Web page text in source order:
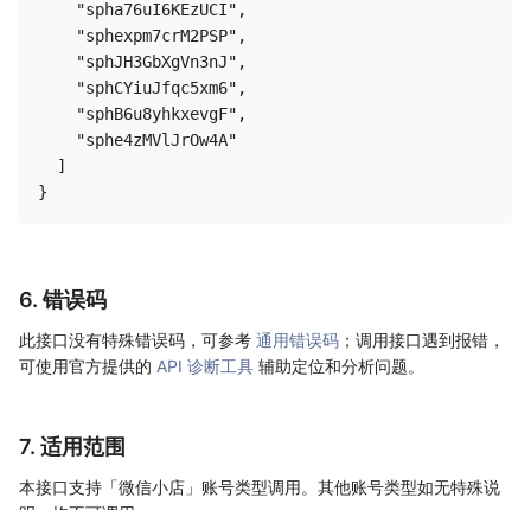
    "spha76uI6KEzUCI",
    "sphexpm7crM2PSP",
    "sphJH3GbXgVn3nJ",
    "sphCYiuJfqc5xm6",
    "sphB6u8yhkxevgF",
    "sphe4zMVlJrOw4A"
  ]
6. 错误码
此接口没有特殊错误码，可参考 通用错误码 ；调用接口遇到报错，
可使用官方提供的 API 诊断工具 辅助定位和分析问题。
7. 适用范围
本接口支持「微信小店」账号类型调用。其他账号类型如无特殊说